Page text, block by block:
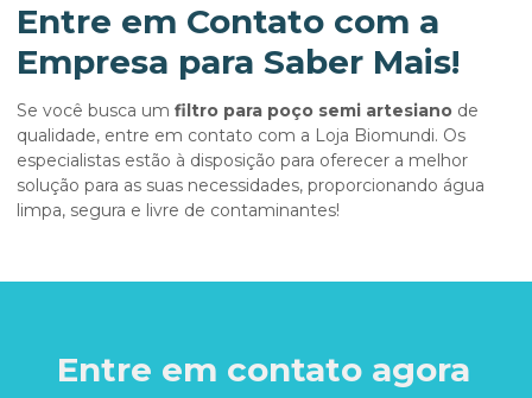
Entre em Contato com a
Empresa para Saber Mais!
Se você busca um filtro para poço semi artesiano de
qualidade, entre em contato com a Loja Biomundi. Os
especialistas estão à disposição para oferecer a melhor
solução para as suas necessidades, proporcionando água
limpa, segura e livre de contaminantes!
Entre em contato agora